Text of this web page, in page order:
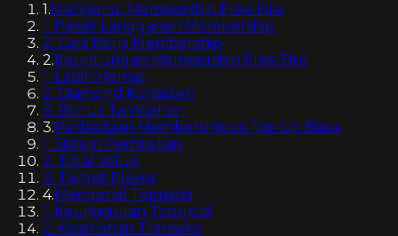
1 . Mengenal Membership Free Fire
1. Paket Langganan Membership
2. Cara Kerja Membership
2. Keuntungan Membership Free Fire
1. Lebih Hemat
2. Diamond Konsisten
3. Bonus Tambahan
3. Perbedaan Membership vs Top Up Biasa
1. Sistem Pembelian
2. Total Value
3. Target Player
4. Mengenal Topup.id
1. Keunggulan Topup.id
2. Keamanan Transaksi